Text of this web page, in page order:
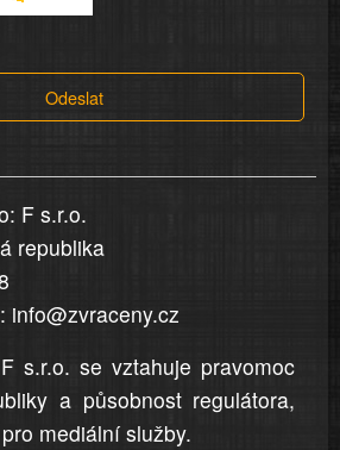
Odeslat
F s.r.o.
republika
info@zvraceny.cz
s.r.o. se vztahuje pravomoc
a působnost regulátora,
mediální služby.